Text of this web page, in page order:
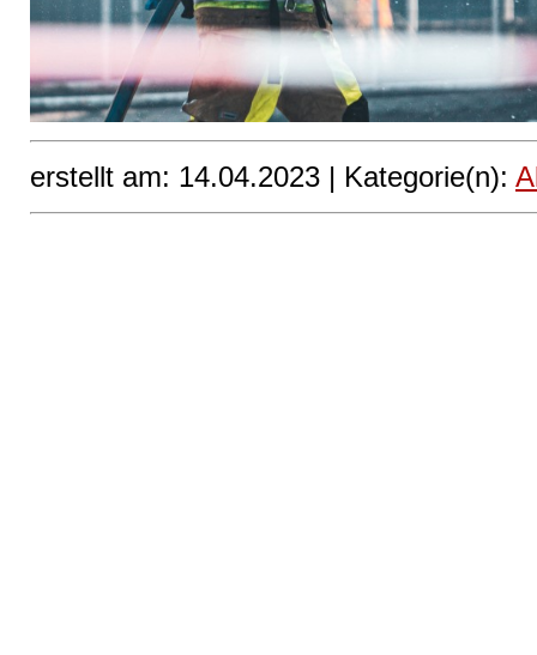
erstellt am: 14.04.2023 | Kategorie(n):